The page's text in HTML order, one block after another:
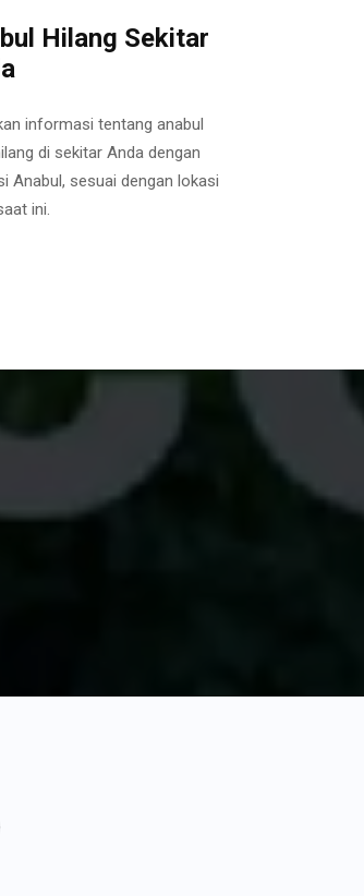
Hilang Sekitar
informasi tentang anabul
di sekitar Anda dengan
Anabul, sesuai dengan lokasi
ini.